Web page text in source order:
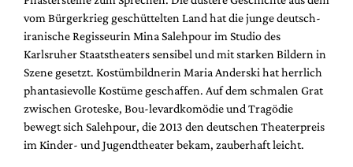
Service
Shop / Abo
Newsletter
Redaktion
Autor:innen
Partner
vom Bürgerkrieg geschüttelten Land hat die junge deutsch-
iranische Regisseurin Mina Salehpour im Studio des
Karlsruher Staatstheaters sensibel und mit starken Bildern in
Szene gesetzt. Kostümbildnerin Maria Anderski hat herrlich
phantasievolle Kostüme geschaffen. Auf dem schmalen Grat
zwischen Groteske, Bou-levardkomödie und Tragödie
bewegt sich Salehpour, die 2013 den deutschen Theaterpreis
im Kinder- und Jugendtheater bekam, zauberhaft leicht.